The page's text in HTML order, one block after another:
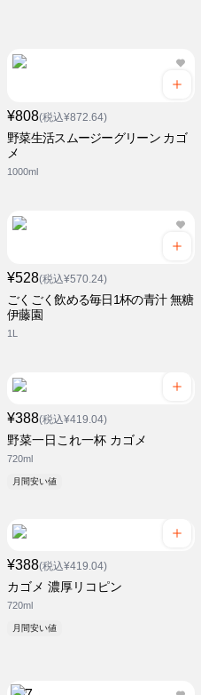
¥808(税込¥872.64)
野菜生活スムージーグリーン カゴ
メ
1000ml
¥528(税込¥570.24)
ごくごく飲める毎日1杯の青汁 無糖
伊藤園
1L
¥388(税込¥419.04)
野菜一日これ一杯 カゴメ
720ml
月間安い値
¥388(税込¥419.04)
カゴメ 濃厚リコピン
720ml
月間安い値